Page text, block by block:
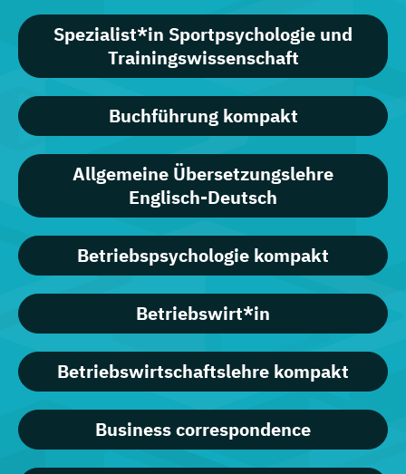
Spezialist*in Sportpsychologie und
Trainingswissenschaft
Buchführung kompakt
Allgemeine Übersetzungslehre
Englisch-Deutsch
Betriebspsychologie kompakt
Betriebswirt*in
Betriebswirtschaftslehre kompakt
Business correspondence